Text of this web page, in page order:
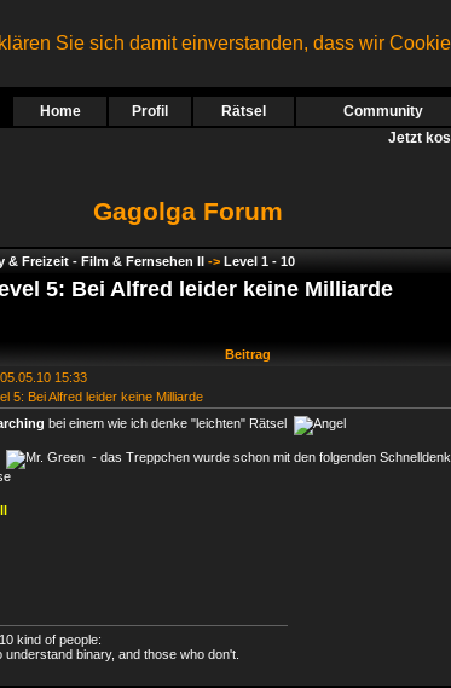
Sie sich damit einverstanden, dass wir
Home Profil Rätsel Community
Jetzt
Gagolga Forum
& Freizeit - Film & Fernsehen II -> Level 1 - 10
5: Bei Alfred leider keine Milliarde
Beitrag
05.05.10 15:33
5: Bei Alfred leider keine Milliarde
bei einem wie ich denke "leichten" Rätsel
- das Treppchen wurde schon mit den folgenden
kind of people:
understand binary, and those who don't.